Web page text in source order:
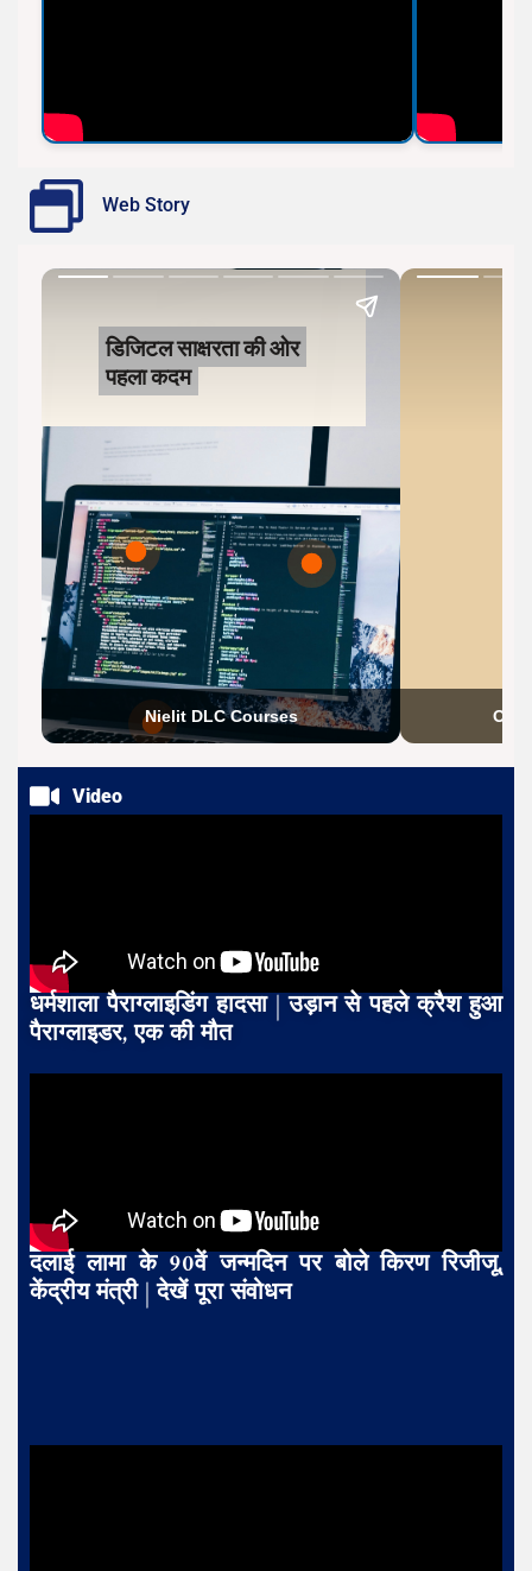
Web Story
Nielit DLC Courses O
Video
धर्मशाला पैराग्लाइडिंग हादसा | उड़ान से पहले क्रैश हुआ
पैराग्लाइडर, एक की मौत
दलाई लामा के 90वें जन्मदिन पर बोले किरण रिजीजू,
केंद्रीय मंत्री | देखें पूरा संवोधन